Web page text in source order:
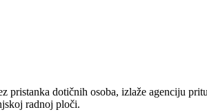
dotičnih osoba, izlaže agenciju
radnoj ploči.